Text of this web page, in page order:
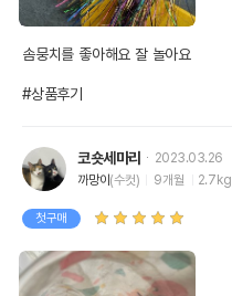
솜뭉치를 좋아해요 잘 놀아요
#상품후기
코숏세마리
2023.03.26
까망이 (수컷) 9개월 2.7kg
첫구매